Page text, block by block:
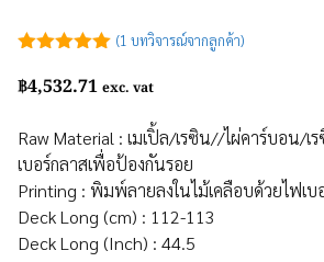
5
(1 บทวิจารณ์จากลูกค้า)
฿4,532.71 exc. vat
Raw Material : เมเปิ้ล/เรซิน//ไผ่คาร์บอน/เ
เบอร์กลาสเพื่อป้องกันรอย
Printing : พิมพ์ลายลงในไม้เคลือบด้วยไฟเบ
Deck Long (cm) : 112-113
Deck Long (Inch) : 44.5